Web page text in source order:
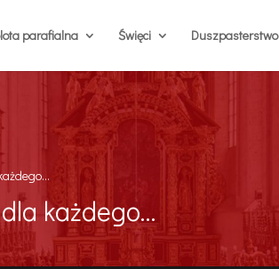
parafialna Święci Duszpasterstwo
każdego…